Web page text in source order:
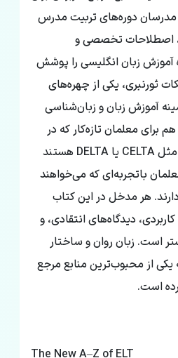
مدرسان دوره‌های تربیت مدرس
اصطلاحات تخصصی و
آموزش زبان انگلیسی را پوشش
ثورنبری، یکی از چهره‌های
آموزش زبان و زبان‌شناسی
برای معلمان تازه‌کار که در
حال گذراندن دوره‌هایی مثل CELTA یا DELTA هستند
باتجربه‌ای که می‌خواهند
هر مدخل در این کتاب
دیدگاه‌های انتقادی، و
است. زبان روان و ساختار
یکی از محبوب‌ترین منابع مرجع
است.
The New A–Z of ELT